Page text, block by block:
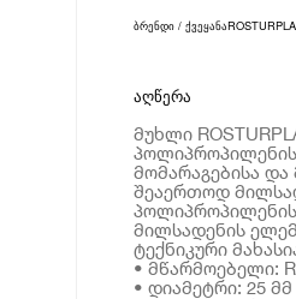
ბრენდი / ქვეყანა
აღწერა
მუხლი
მომარაგებისა
შეაერთოდ
მილსადენის
ტექნიკური
• მწარმოებელი:
• დიამეტრი: 25 მმ